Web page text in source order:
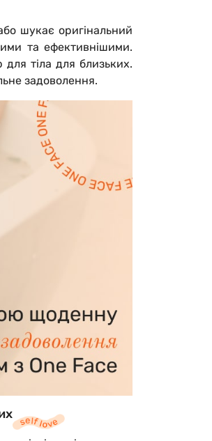
шукає оригінальний
та ефективнішими.
тіла для близьких.
задоволення.